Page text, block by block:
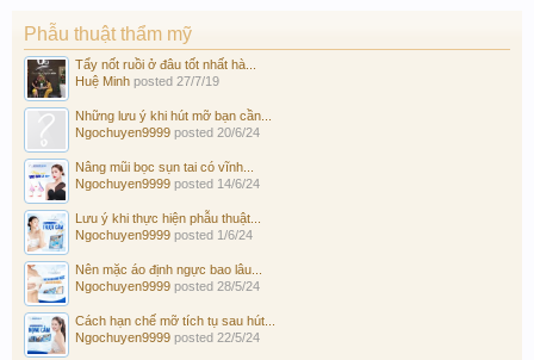
Phẫu thuật thẩm mỹ
Tẩy nốt ruồi ở đâu tốt nhất hà...
Huệ Minh posted 27/7/19
Những lưu ý khi hút mỡ bạn cần...
Ngochuyen9999 posted 20/6/24
Nâng mũi bọc sụn tai có vĩnh...
Ngochuyen9999 posted 14/6/24
Lưu ý khi thực hiện phẫu thuật...
Ngochuyen9999 posted 1/6/24
Nên mặc áo định ngực bao lâu...
Ngochuyen9999 posted 28/5/24
Cách hạn chế mỡ tích tụ sau hút...
Ngochuyen9999 posted 22/5/24